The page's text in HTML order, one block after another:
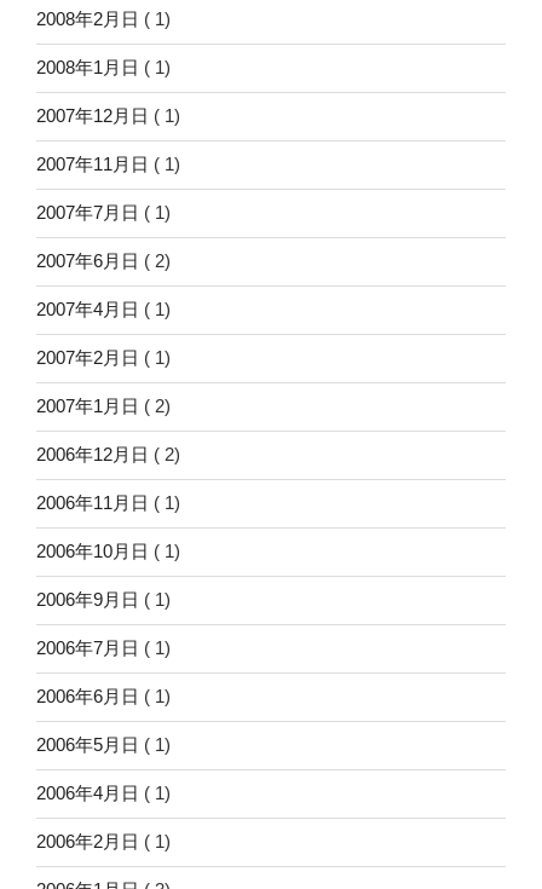
2008年2月日 ( 1)
2008年1月日 ( 1)
2007年12月日 ( 1)
2007年11月日 ( 1)
2007年7月日 ( 1)
2007年6月日 ( 2)
2007年4月日 ( 1)
2007年2月日 ( 1)
2007年1月日 ( 2)
2006年12月日 ( 2)
2006年11月日 ( 1)
2006年10月日 ( 1)
2006年9月日 ( 1)
2006年7月日 ( 1)
2006年6月日 ( 1)
2006年5月日 ( 1)
2006年4月日 ( 1)
2006年2月日 ( 1)